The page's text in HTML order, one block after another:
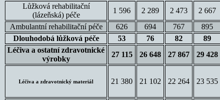
Lůžková rehabilitační
(lázeňská) péče
1 596 2 289 2 473
2 667
Ambulantní rehabilitační péče
626 694 767
895
Dlouhodobá lůžková péče
53 76 82
89
Léčiva a ostatní zdravotnické
výrobky
27 115 26 648 27 867 29 428
Léčiva a zdravotnický materiál 21 380 21 102 22 264 23 535